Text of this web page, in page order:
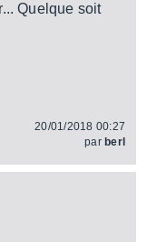
Quelque soit
20/01/2018 00:27
par berl